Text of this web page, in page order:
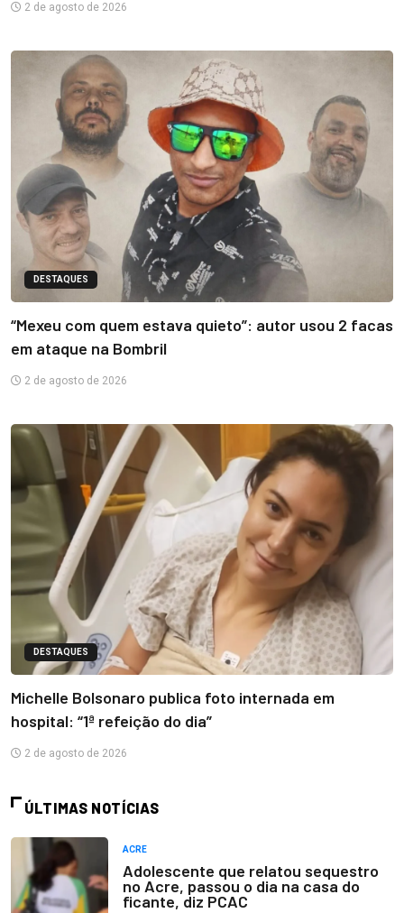
2 de agosto de 2026
DESTAQUES
“Mexeu com quem estava quieto”: autor usou 2 facas
em ataque na Bombril
2 de agosto de 2026
DESTAQUES
Michelle Bolsonaro publica foto internada em
hospital: “1ª refeição do dia”
2 de agosto de 2026
ÚLTIMAS NOTÍCIAS
ACRE
Adolescente que relatou sequestro
no Acre, passou o dia na casa do
ficante, diz PCAC